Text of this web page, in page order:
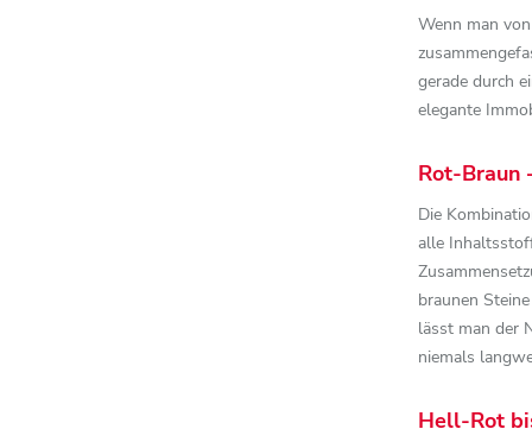
Wenn man
gerade durch
elegante
Rot-Braun
Die
alle
braunen
lässt man der
niemals
Hell-Rot